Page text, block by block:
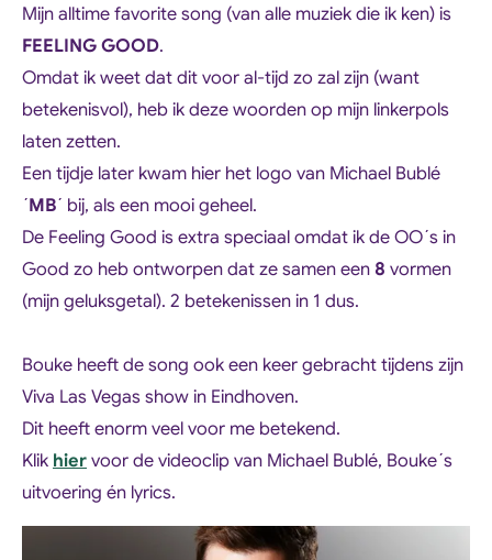
Mijn alltime favorite song (van alle muziek die ik ken) is
FEELING GOOD.
Omdat ik weet dat dit voor al-tijd zo zal zijn (want
betekenisvol), heb ik deze woorden op mijn linkerpols
laten zetten.
Een tijdje later kwam hier het logo van Michael Bublé
´MB´ bij, als een mooi geheel.
De Feeling Good is extra speciaal omdat ik de OO´s in
Good zo heb ontworpen dat ze samen een 8 vormen
(mijn geluksgetal). 2 betekenissen in 1 dus.
Bouke heeft de song ook een keer gebracht tijdens zijn
Viva Las Vegas show in Eindhoven.
Dit heeft enorm veel voor me betekend.
Klik hiervoor de videoclip van Michael Bublé, Bouke´s
uitvoering én lyrics.